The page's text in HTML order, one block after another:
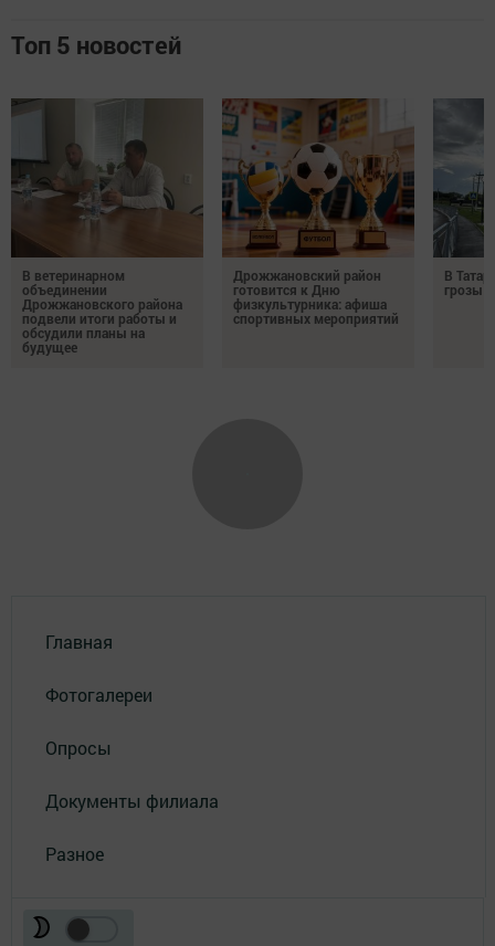
Топ 5 новостей
В ветеринарном
объединении
Дрожжановского района
подвели итоги работы и
обсудили планы на
будущее
Дрожжановский район
готовится к Дню
физкультурника: афиша
спортивных мероприятий
В
грозы
Главная
Фотогалереи
Опросы
Документы филиала
Разное